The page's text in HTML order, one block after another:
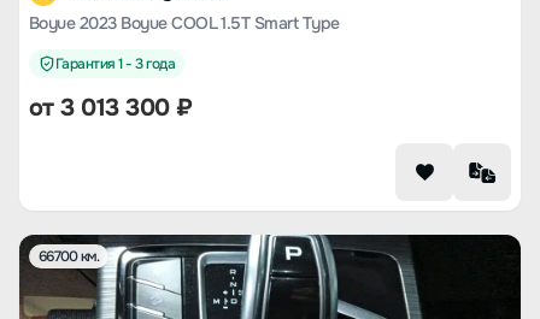
Boyue 2023 Boyue COOL 1.5T Smart Type
Гарантия 1 - 3 года
от3 013 300₽
66700 км.